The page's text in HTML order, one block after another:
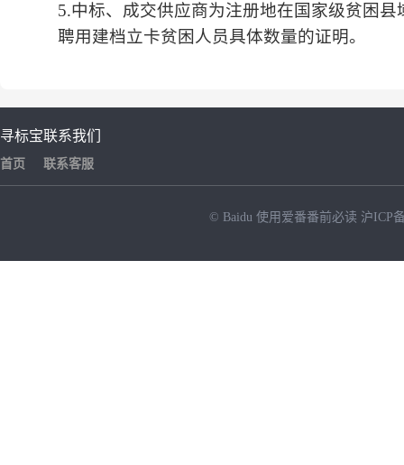
5.中标、成交供应商为注册地在国家级贫困
聘用建档立卡贫困人员具体数量的证明。
寻标宝
首页
联系我们
联系客服
© Baidu 使用爱番番前必读 沪ICP